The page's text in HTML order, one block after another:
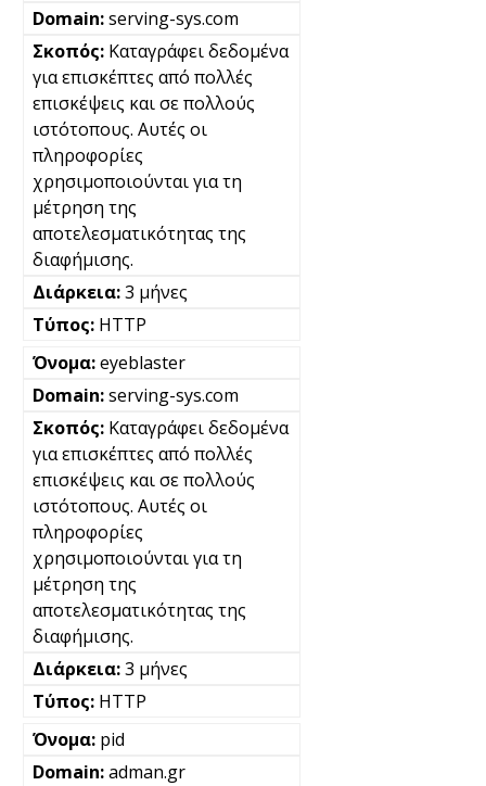
serving-sys.com
Καταγράφει δεδομένα
για επισκέπτες από πολλές
επισκέψεις και σε πολλούς
ιστότοπους. Αυτές οι
πληροφορίες
χρησιμοποιούνται για τη
μέτρηση της
αποτελεσματικότητας της
διαφήμισης.
3 μήνες
HTTP
eyeblaster
serving-sys.com
Καταγράφει δεδομένα
για επισκέπτες από πολλές
επισκέψεις και σε πολλούς
ιστότοπους. Αυτές οι
πληροφορίες
χρησιμοποιούνται για τη
μέτρηση της
αποτελεσματικότητας της
διαφήμισης.
3 μήνες
HTTP
pid
adman.gr